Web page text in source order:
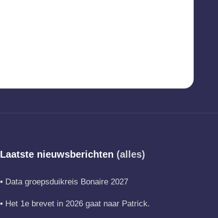
Laatste nieuwsberichten (alles)
Data groepsduikreis Bonaire 2027
Het 1e brevet in 2026 gaat naar Patrick.